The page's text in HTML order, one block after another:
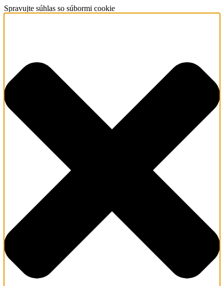
Spravujte súhlas so súbormi cookie